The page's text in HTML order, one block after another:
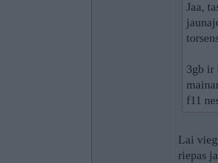
Jaa,
3gb ir
f11
Lai
riepas